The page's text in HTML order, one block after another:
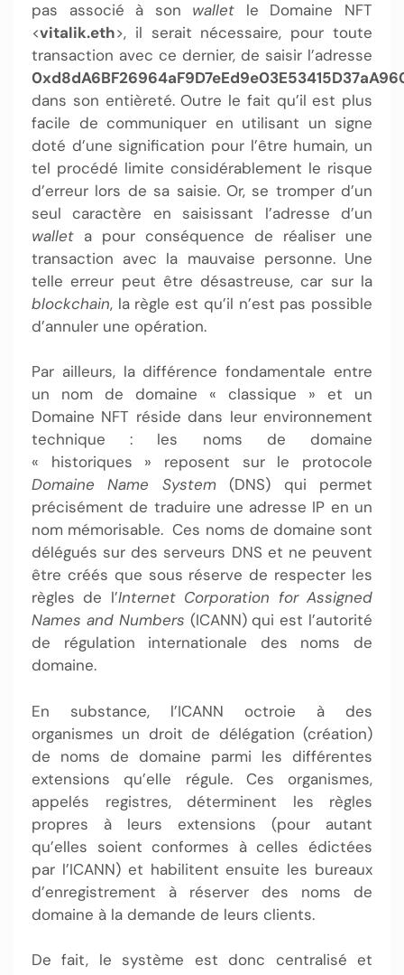
pas associé à son wallet le Domaine NFT
<vitalik.eth>, il serait nécessaire, pour toute
transaction avec ce dernier, de saisir l’adresse
dans son entièreté. Outre le fait qu’il est plus
facile de communiquer en utilisant un signe
doté d’une signification pour l’être humain, un
tel procédé limite considérablement le risque
d’erreur lors de sa saisie. Or, se tromper d’un
seul caractère en saisissant l’adresse d’un
wallet a pour conséquence de réaliser une
transaction avec la mauvaise personne. Une
telle erreur peut être désastreuse, car sur la
blockchain, la règle est qu’il n’est pas possible
d’annuler une opération.
Par ailleurs, la différence fondamentale entre
un nom de domaine « classique » et un
Domaine NFT réside dans leur environnement
technique : les noms de domaine
« historiques » reposent sur le protocole
Domaine Name System(DNS) qui permet
précisément de traduire une adresse IP en un
nom mémorisable. Ces noms de domaine sont
délégués sur des serveurs DNS et ne peuvent
être créés que sous réserve de respecter les
règles de l’Internet Corporation for Assigned
Names and Numbers (ICANN) qui est l’autorité
de régulation internationale des noms de
domaine.
En substance, l’ICANN octroie à des
organismes un droit de délégation (création)
de noms de domaine parmi les différentes
extensions qu’elle régule. Ces organismes,
appelés registres, déterminent les règles
propres à leurs extensions (pour autant
qu’elles soient conformes à celles édictées
par l’ICANN) et habilitent ensuite les bureaux
d’enregistrement à réserver des noms de
domaine à la demande de leurs clients.
De fait, le système est donc centralisé et